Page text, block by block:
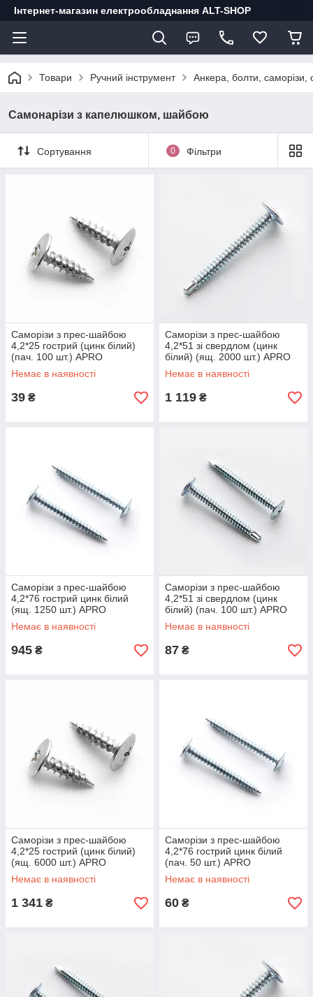
Інтернет-магазин електрообладнання ALT-SHOP
Товари Ручний інструмент Анкера, болти, саморізи,
Самонарізи з капелюшком, шайбою
Сортування 0 Фільтри
Саморізи з прес-шайбою
4,2*25 гострий (цинк білий)
(пач. 100 шт.) APRO
Немає в наявності
39 ₴
Саморізи з прес-шайбою
4,2*51 зі свердлом (цинк
білий) (ящ. 2000 шт.) APRO
Немає в наявності
1 119 ₴
Саморізи з прес-шайбою
4,2*76 гострий цинк білий
(ящ. 1250 шт.) APRO
Немає в наявності
945 ₴
Саморізи з прес-шайбою
4,2*51 зі свердлом (цинк
білий) (пач. 100 шт.) APRO
Немає в наявності
87 ₴
Саморізи з прес-шайбою
4,2*25 гострий (цинк білий)
(ящ. 6000 шт.) APRO
Немає в наявності
1 341 ₴
Саморізи з прес-шайбою
4,2*76 гострий цинк білий
(пач. 50 шт.) APRO
Немає в наявності
60 ₴